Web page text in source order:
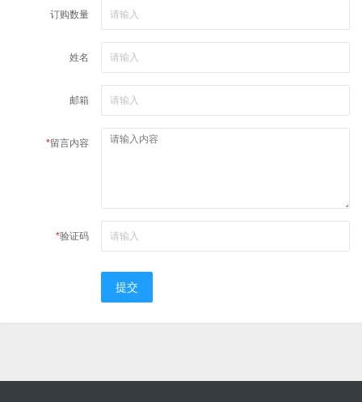
订购数量
姓名
邮箱
*留言内容
*验证码
提交